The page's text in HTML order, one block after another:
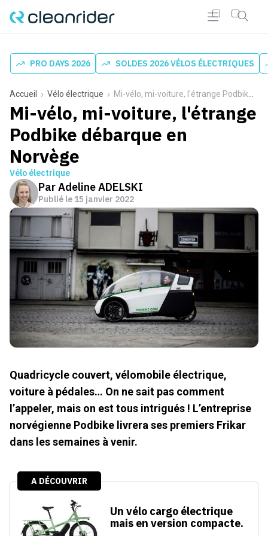
PRO DAYS 2026 SOLDES 2026 VÉLOS ÉLECTRIQUES
Accueil Vélo électrique Mi-vélo, mi-voiture, l'étrange Podbike débarque en Norvège
Mi-vélo, mi-voiture, l'étrange
Podbike débarque en
Norvège
Vélo électrique
ParAdeline ADELSKI
Publié le15 janvier 2022
Quadricycle couvert, vélomobile électrique,
voiture à pédales… On ne sait pas comment
l’appeler, mais on est tous intrigués ! L’entreprise
norvégienne Podbike livrera ses premiers Frikar
dans les semaines à venir.